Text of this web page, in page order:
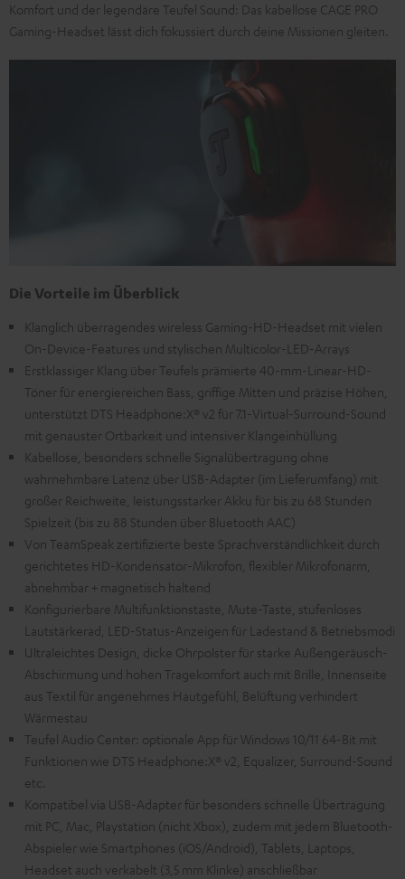
Komfort und der legendäre Teufel Sound: Das kabellose CAGE PRO
Gaming-Headset lässt dich fokussiert durch deine Missionen gleiten.
Die Vorteile im Überblick
Klanglich überragendes wireless Gaming-HD-Headset mit vielen
On-Device-Features und stylischen Multicolor-LED-Arrays
Erstklassiger Klang über Teufels prämierte 40-mm-Linear-HD-
Töner für energiereichen Bass, griffige Mitten und präzise Höhen,
unterstützt DTS Headphone:X® v2 für 7.1-Virtual-Surround-Sound
mit genauster Ortbarkeit und intensiver Klangeinhüllung
Kabellose, besonders schnelle Signalübertragung ohne
wahrnehmbare Latenz über USB-Adapter (im Lieferumfang) mit
großer Reichweite, leistungsstarker Akku für bis zu 68 Stunden
Spielzeit (bis zu 88 Stunden über Bluetooth AAC)
Von TeamSpeak zertifizierte beste Sprachverständlichkeit durch
gerichtetes HD-Kondensator-Mikrofon, flexibler Mikrofonarm,
abnehmbar + magnetisch haltend
Konfigurierbare Multifunktionstaste, Mute-Taste, stufenloses
Lautstärkerad, LED-Status-Anzeigen für Ladestand & Betriebsmodi
Ultraleichtes Design, dicke Ohrpolster für starke Außengeräusch-
Abschirmung und hohen Tragekomfort auch mit Brille, Innenseite
aus Textil für angenehmes Hautgefühl, Belüftung verhindert
Wärmestau
Teufel Audio Center: optionale App für Windows 10/11 64-Bit mit
Funktionen wie DTS Headphone:X® v2, Equalizer, Surround-Sound
etc.
Kompatibel via USB-Adapter für besonders schnelle Übertragung
mit PC, Mac, Playstation (nicht Xbox), zudem mit jedem Bluetooth-
Abspieler wie Smartphones (iOS/Android), Tablets, Laptops,
Headset auch verkabelt (3,5 mm Klinke) anschließbar